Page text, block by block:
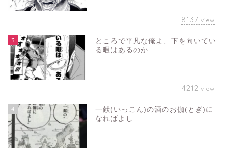
8137 view
3
ところで平凡な俺よ、下を向いてい
る暇はあるのか
4212 view
4
一献(いっこん)の酒のお伽(とぎ)に
なればよし